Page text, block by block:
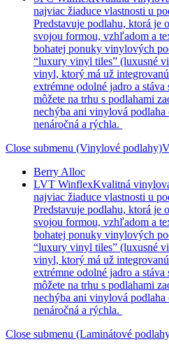
najviac žiaduce vlastnosti u
Predstavuje podlahu, ktorá je
svojou formou, vzhľadom a
bohatej ponuky vinylových
“luxury vinyl tiles” (luxusné
vinyl, ktorý má už
extrémne odolné jadro a
môžete na trhu s podlahami
nechýba ani vinylová
nenáročná a rýchla.
Close submenu (Vinylové podlahy)
Berry Alloc
LVT WinflexKvalitná
najviac žiaduce vlastnosti u
Predstavuje podlahu, ktorá je
svojou formou, vzhľadom a
bohatej ponuky vinylových
“luxury vinyl tiles” (luxusné
vinyl, ktorý má už
extrémne odolné jadro a
môžete na trhu s podlahami
nechýba ani vinylová
nenáročná a rýchla.
Close submenu (Laminátové